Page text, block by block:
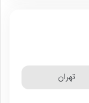
تهران